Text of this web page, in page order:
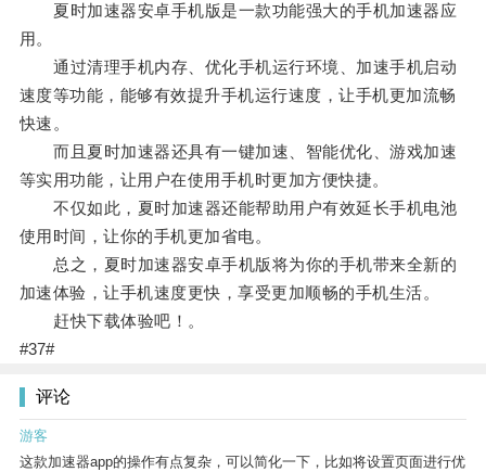
夏时加速器安卓手机版是一款功能强大的手机加速器应
用。
通过清理手机内存、优化手机运行环境、加速手机启动
速度等功能，能够有效提升手机运行速度，让手机更加流畅
快速。
而且夏时加速器还具有一键加速、智能优化、游戏加速
等实用功能，让用户在使用手机时更加方便快捷。
不仅如此，夏时加速器还能帮助用户有效延长手机电池
使用时间，让你的手机更加省电。
总之，夏时加速器安卓手机版将为你的手机带来全新的
加速体验，让手机速度更快，享受更加顺畅的手机生活。
赶快下载体验吧！。
#37#
评论
游客
这款加速器app的操作有点复杂，可以简化一下，比如将设置页面进行优